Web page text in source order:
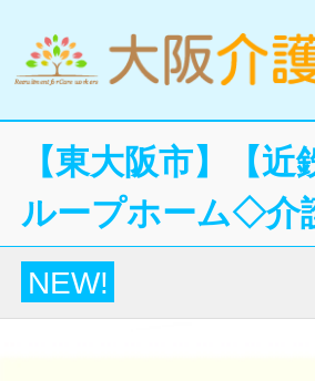
【東大阪市】【
ループホーム◇介
NEW!